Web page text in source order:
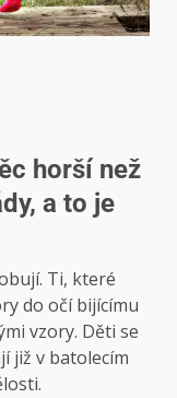
horší než
a to je
Ti, které
do očí bijícímu
vzory. Děti se
již v batolecím